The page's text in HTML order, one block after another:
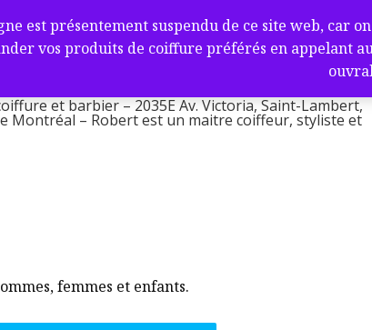
est présentement suspendu de ce site web, car
vos produits de coiffure préférés en appelant
salon de coiffure et barbier
Saint-Lambert, QC J4V
et barbier – 2035E Av. Victoria, Saint-Lambert,
Montréal – Robert est un maitre coiffeur, styliste et
femmes et enfants.